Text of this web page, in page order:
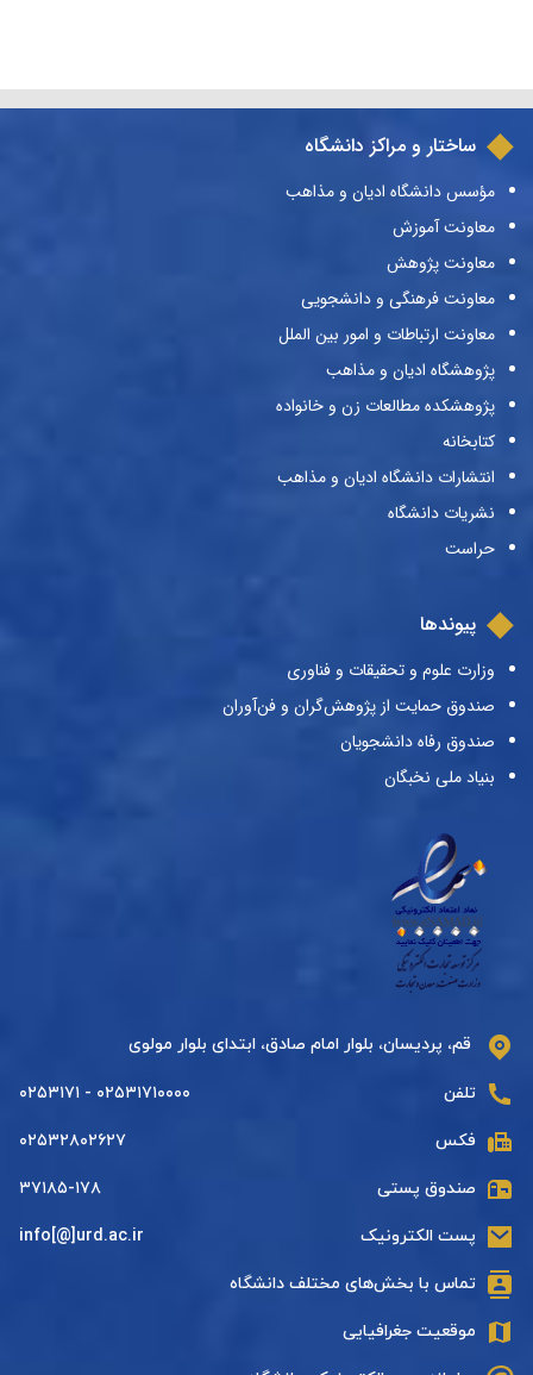
ساختار و مراکز دانشگاه
مؤسس دانشگاه ادیان و مذاهب
معاونت آموزش
معاونت پژوهش
معاونت فرهنگی و دانشجویی
معاونت ارتباطات و امور بین الملل
پژوهشگاه ادیان و مذاهب
پژوهشکده مطالعات زن و خانواده
کتابخانه
انتشارات دانشگاه ادیان و مذاهب
نشریات دانشگاه
حراست
پیوندها
وزارت علوم و تحقیقات و فناوری
صندوق حمایت از پژوهش‌گران و فن‌آوران
صندوق رفاه دانشجویان
بنیاد ملی نخبگان
قم، پردیسان، بلوار امام صادق، ابتدای بلوار مولوی
تلفن ۰۲۵۳۱۷۱۰۰۰۰ - ۰۲۵۳۱۷۱
فکس ۰۲۵۳۲۸۰۲۶۲۷
صندوق پستی ۳۷۱۸۵-۱۷۸
پست الکترونیک info[@]urd.ac.ir
تماس با بخش‌های مختلف دانشگاه
موقعیت جغرافیایی